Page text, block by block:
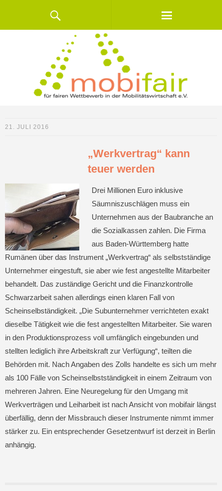
21. JULI 2016
„Werkvertrag“ kann
teuer werden
Drei Millionen Euro inklusive
Säumniszuschlägen muss ein
Unternehmen aus der Baubranche an
die Sozialkassen zahlen. Die Firma
aus Baden-Württemberg hatte
Rumänen über das Instrument „Werkvertrag“ als selbstständige
Unternehmer eingestuft, sie aber wie fest angestellte Mitarbeiter
behandelt. Das zuständige Gericht und die Finanzkontrolle
Schwarzarbeit sahen allerdings einen klaren Fall von
Scheinselbständigkeit. „Die Subunternehmer verrichteten exakt
dieselbe Tätigkeit wie die fest angestellten Mitarbeiter. Sie waren
in den Produktionsprozess voll umfänglich eingebunden und
stellten lediglich ihre Arbeitskraft zur Verfügung“, teilten die
Behörden mit. Nach Angaben des Zolls handelte es sich um mehr
als 100 Fälle von Scheinselbstständigkeit in einem Zeitraum von
mehreren Jahren. Eine Neuregelung für den Umgang mit
Werkverträgen und Leiharbeit ist nach Ansicht von mobifair längst
überfällig, denn der Missbrauch dieser Instrumente nimmt immer
stärker zu. Ein entsprechender Gesetzentwurf ist derzeit in Berlin
anhängig.